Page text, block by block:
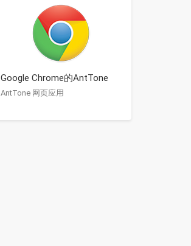
Google Chrome的AntTone
AntTone 网页应用